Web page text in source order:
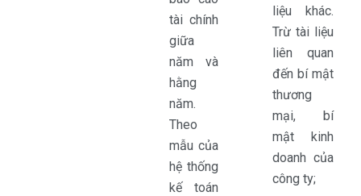
tài chính
giữa
năm và
hằng
năm.
Theo
mẫu của
hệ thống
kế toán
liệu khác.
Trừ tài liệu
liên quan
đến bí mật
thương
mại, bí
mật kinh
doanh của
công ty;